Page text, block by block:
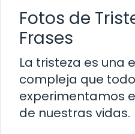
Fotos de
Frases
La tristeza es una
compleja que
experimentamos
de nuestras vidas.